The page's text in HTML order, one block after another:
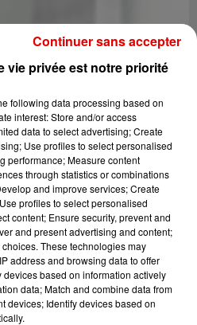
vie privée est notre priorité
following data processing based on
interest: Store and/or access
data to select advertising; Create
Use profiles to select personalised
performance; Measure content
through statistics or combinations
and improve services; Create
profiles to select personalised
content; Ensure security, prevent and
and present advertising and content;
These technologies may
address and browsing data to offer
based on information actively
data; Match and combine data from
devices; Identify devices based on
Continuer sans accepter